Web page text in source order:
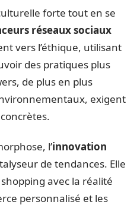
forte tout en se
réseaux sociaux
vers l’éthique, utilisant
des pratiques plus
de plus en plus
exigent
l’innovation
de tendances. Elle
avec la réalité
personnalisé et les